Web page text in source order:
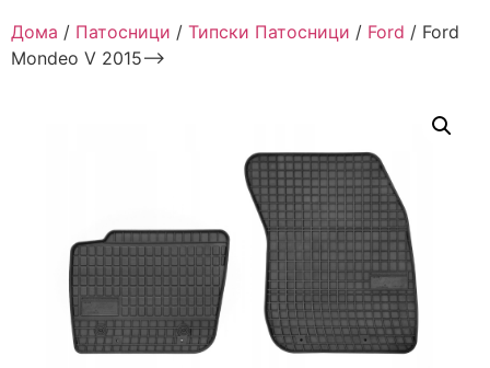
Дома / Патосници / Типски Патосници / Ford / Ford
Mondeo V 2015–>